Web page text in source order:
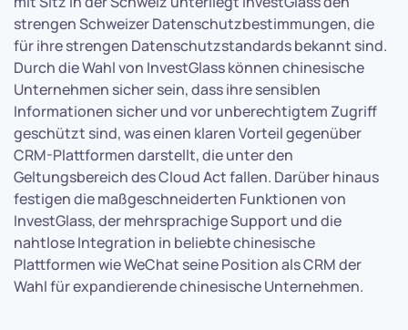
strengen Schweizer Datenschutzbestimmungen, die
für ihre strengen Datenschutzstandards bekannt sind.
Durch die Wahl von InvestGlass können chinesische
Unternehmen sicher sein, dass ihre sensiblen
Informationen sicher und vor unberechtigtem Zugriff
geschützt sind, was einen klaren Vorteil gegenüber
CRM-Plattformen darstellt, die unter den
Geltungsbereich des Cloud Act fallen. Darüber hinaus
festigen die maßgeschneiderten Funktionen von
InvestGlass, der mehrsprachige Support und die
nahtlose Integration in beliebte chinesische
Plattformen wie WeChat seine Position als CRM der
Wahl für expandierende chinesische Unternehmen.